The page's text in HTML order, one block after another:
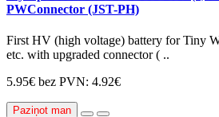
PWConnector (JST-PH)
First HV (high voltage) battery for Tiny
etc. with upgraded connector ( ..
5.95€ bez PVN: 4.92€
Paziņot man